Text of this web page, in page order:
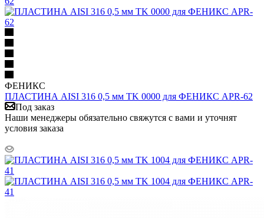
ФЕНИКС
ПЛАСТИНА AISI 316 0,5 мм TK 0000 для ФЕНИКС APR-62
Под заказ
Наши менеджеры обязательно свяжутся с вами и уточнят
условия заказа